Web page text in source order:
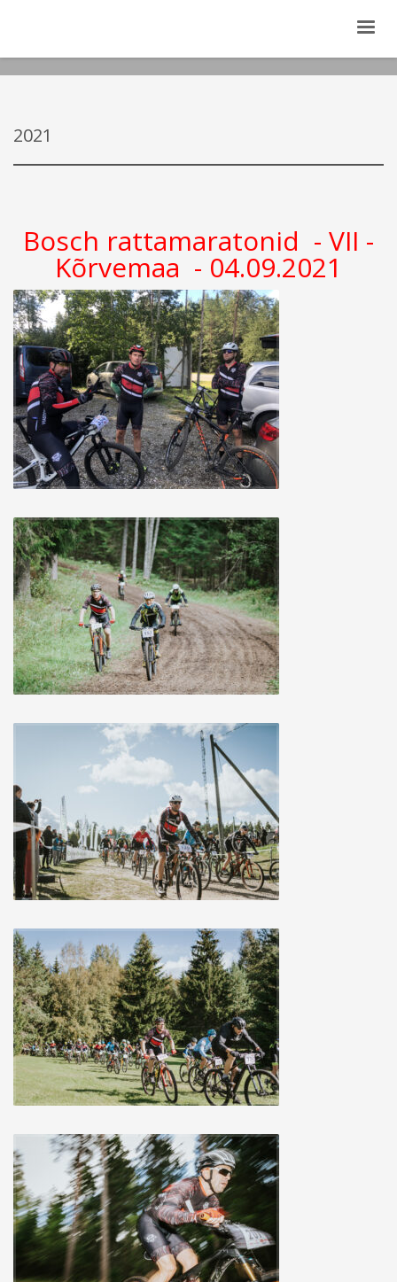
2021
Bosch rattamaratonid - VII -
Kõrvemaa - 04.09.2021